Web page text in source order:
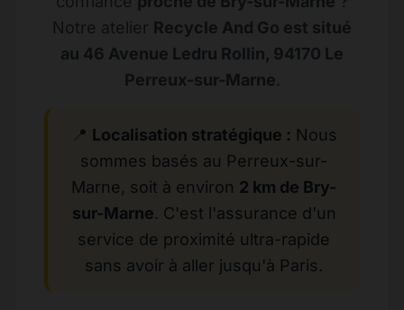
Notre atelier Recycle And Go est situé
au 46 Avenue Ledru Rollin, 94170 Le
Perreux-sur-Marne.
📍 Localisation stratégique : Nous
sommes basés au Perreux-sur-
Marne, soit à environ 2 km de Bry-
sur-Marne. C'est l'assurance d'un
service de proximité ultra-rapide
sans avoir à aller jusqu'à Paris.